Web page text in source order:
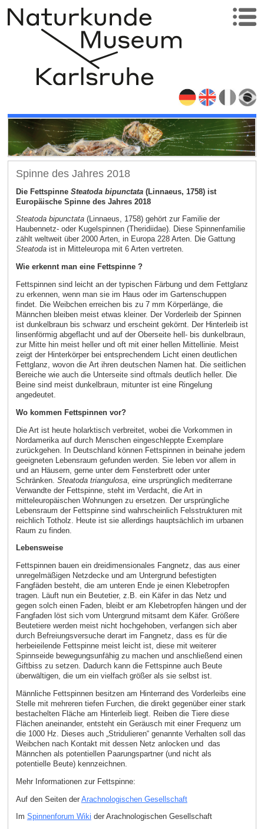
Spinne des Jahres 2018
Die Fettspinne Steatoda bipunctata(Linnaeus, 1758) ist
Europäische Spinne des Jahres 2018
Steatoda bipunctata(Linnaeus, 1758) gehört zur Familie der
Haubennetz- oder Kugelspinnen (Theridiidae). Diese Spinnenfamilie
zählt weltweit über 2000 Arten, in Europa 228 Arten. Die Gattung
Steatodaist in Mitteleuropa mit 6 Arten vertreten.
Wie erkennt man eine Fettspinne ?
Fettspinnen sind leicht an der typischen Färbung und dem Fettglanz
zu erkennen, wenn man sie im Haus oder im Gartenschuppen
findet. Die Weibchen erreichen bis zu 7 mm Körperlänge, die
Männchen bleiben meist etwas kleiner. Der Vorderleib der Spinnen
ist dunkelbraun bis schwarz und erscheint gekörnt. Der Hinterleib ist
linsenförmig abgeflacht und auf der Oberseite hell- bis dunkelbraun,
zur Mitte hin meist heller und oft mit einer hellen Mittellinie. Meist
zeigt der Hinterkörper bei entsprechendem Licht einen deutlichen
Fettglanz, wovon die Art ihren deutschen Namen hat. Die seitlichen
Bereiche wie auch die Unterseite sind oftmals deutlich heller. Die
Beine sind meist dunkelbraun, mitunter ist eine Ringelung
angedeutet.
Wo kommen Fettspinnen vor?
Die Art ist heute holarktisch verbreitet, wobei die Vorkommen in
Nordamerika auf durch Menschen eingeschleppte Exemplare
zurückgehen. In Deutschland können Fettspinnen in beinahe jedem
geeigneten Lebensraum gefunden werden. Sie leben vor allem in
und an Häusern, gerne unter dem Fensterbrett oder unter
Schränken. Steatoda triangulosa, eine ursprünglich mediterrane
Verwandte der Fettspinne, steht im Verdacht, die Art in
mitteleuropäischen Wohnungen zu ersetzen. Der ursprüngliche
Lebensraum der Fettspinne sind wahrscheinlich Felsstrukturen mit
reichlich Totholz. Heute ist sie allerdings hauptsächlich im urbanen
Raum zu finden.
Lebensweise
Fettspinnen bauen ein dreidimensionales Fangnetz, das aus einer
unregelmäßigen Netzdecke und am Untergrund befestigten
Fangfäden besteht, die am unteren Ende je einen Klebetropfen
tragen. Läuft nun ein Beutetier, z.B. ein Käfer in das Netz und
gegen solch einen Faden, bleibt er am Klebetropfen hängen und der
Fangfaden löst sich vom Untergrund mitsamt dem Käfer. Größere
Beutetiere werden meist nicht hochgehoben, verfangen sich aber
durch Befreiungsversuche derart im Fangnetz, dass es für die
herbeieilende Fettspinne meist leicht ist, diese mit weiterer
Spinnseide bewegungsunfähig zu machen und anschließend einen
Giftbiss zu setzen. Dadurch kann die Fettspinne auch Beute
überwältigen, die um ein vielfach größer als sie selbst ist.
Männliche Fettspinnen besitzen am Hinterrand des Vorderleibs eine
Stelle mit mehreren tiefen Furchen, die direkt gegenüber einer stark
bestachelten Fläche am Hinterleib liegt. Reiben die Tiere diese
Flächen aneinander, entsteht ein Geräusch mit einer Frequenz um
die 1000 Hz. Dieses auch „Stridulieren“ genannte Verhalten soll das
Weibchen nach Kontakt mit dessen Netz anlocken und das
Männchen als potentiellen Paarungspartner (und nicht als
potentielle Beute) kennzeichnen.
Mehr Informationen zur Fettspinne:
Auf den Seiten der Arachnologischen Gesellschaft
Im Spinnenforum Wiki der Arachnologischen Gesellschaft